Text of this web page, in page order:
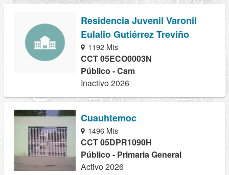
Residencia Juvenil Varonil
Eulalio Gutiérrez Treviño
1192 Mts
CCT 05ECO0003N
Público - Cam
Inactivo 2026
Cuauhtemoc
1496 Mts
CCT 05DPR1090H
Público - Primaria General
Activo 2026